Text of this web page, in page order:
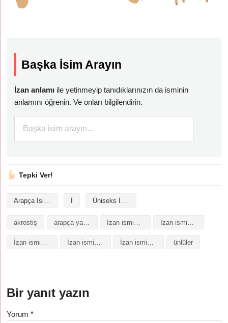
Başka İsim Arayın
İzan anlamı ile yetinmeyip tanıdıklarınızın da isminin
anlamını öğrenin. Ve onları bilgilendirin.
Tepki Ver!
Arapça İsimler Üniseks İsimler
akrostiş arapça yazılışı
İzan isminin baş harfleriyle şiir İzan isminin kökeni İzan isminin numerolojisi ünlüler
Bir yanıt yazın
Yorum*